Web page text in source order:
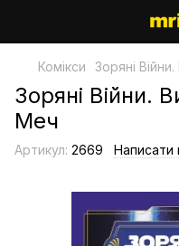
Комікси Зоряні
Зоряні Війни.
Меч
Артикул: 2669 Написати